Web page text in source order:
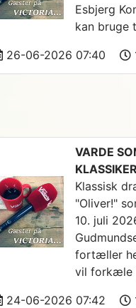
Esbjerg
kan bruge
26-06-2026 07:40
VARDE
KLASSIKER
Klassisk
"Oliver!"
10. juli
fortæller
vil forkæle
24-06-2026 07:42